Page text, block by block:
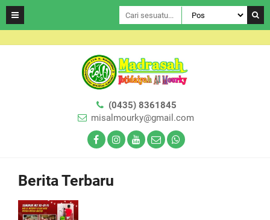
(0435) 8361845
misalmourky@gmail.com
Berita Terbaru